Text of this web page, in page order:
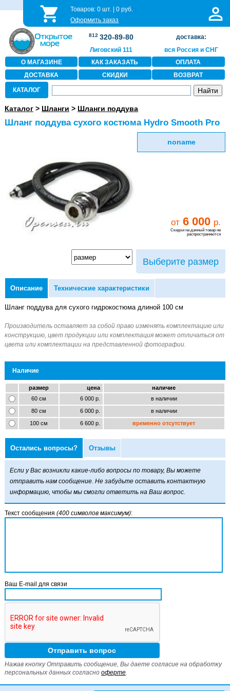
Товаров:0 шт. |0 руб.
Оформить заказ
812 320-89-80
Лиговский 111
доставка:
вся Россия и СНГ
О МАГАЗИНЕ
КАК ЗАКАЗАТЬ
ОПЛАТА
ДОСТАВКА
СКИДКИ ВОЗВРАТ
КАТАЛОГ
Каталог> Шланги > Шланги поддува
Шланг поддува сухого костюма Hydro Smooth Pro
noname
от 6 000 р.
Скидки на данный товар не
распространяются
Выберите размер
Описание Технические характеристики
Шланг поддува для сухого гидрокостюма длиной 100 см
Наличие
размер цена
наличие
60 см
6 000 р.
в наличии
80 см
6 000 р.
в наличии
100 см
6 600 р. временно отсутствует
Остались вопросы? Отзывы
Если у Вас возникли какие-либо вопросы по товару, Вы можете
отправить нам сообщение. Не забудьте оставить контактную
информацию, чтобы мы смогли ответить на Ваш вопрос.
Текст сообщения (400 символов максимум):
Ваш E-mail для связи
Нажав кнопку Отправить сообщение, Вы даете согласие на обработку
персональных данных согласно оферте.